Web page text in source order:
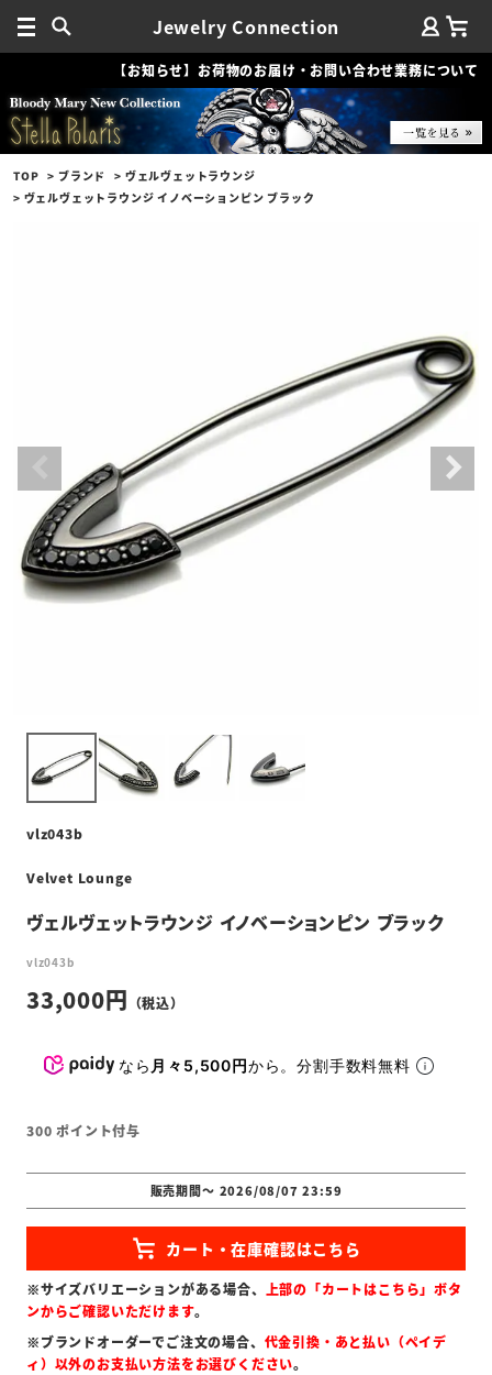
Jewelry Connection
【お知らせ】お荷物のお届け・お問い合わせ業務について
TOP ブランド
ヴェルヴェットラウンジ
ヴェルヴェットラウンジ イノベーションピン ブラック
vlz043b
Velvet Lounge
ヴェルヴェットラウンジ イノベーションピン ブラック
vlz043b
33,000
なら 月々5,500円から。分割手数料無料
300 ポイント付与
販売期間〜 2026/08/07 23:59
※サイズバリエーションがある場合、 上部の「カートはこちら」ボタ
ンからご確認いただけます。
※ブランドオーダーでご注文の場合、 代金引換・あと払い（ペイデ
ィ）以外のお支払い方法をお選びください。